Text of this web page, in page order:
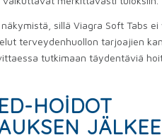
sillä Viagra Soft Tabs
terveydenhuollon tarjoajien
tutkimaan täydentäviä
HOIDOT